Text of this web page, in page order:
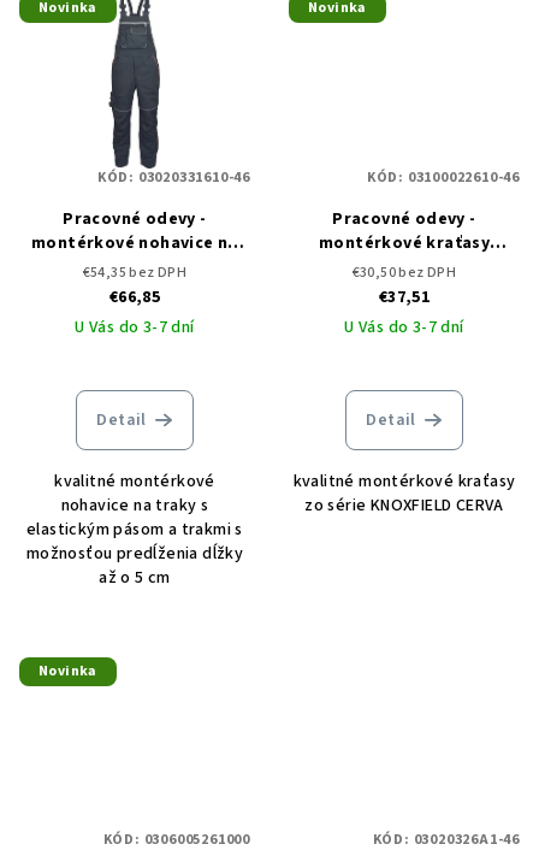
Novinka
Pracovné odevy -
montérkové nohavice na
traky KNOXFIELD RYO
ČERVA
€54,35 bez DPH
€66,85
U Vás do 3-7 dní
Detail
kvalitné montérkové
nohavice na traky s
elastickým pásom a trakmi s
možnosťou predĺženia dĺžky
až o 5 cm
KÓD: 03020331610-46
Novinka
Pracovné odevy -
montérkové kraťasy
KNOXFIELD RYO ČERVA
€30,50 bez DPH
€37,51
U Vás do 3-7 dní
Detail
kvalitné montérkové kraťasy
zo série KNOXFIELD CERVA
KÓD: 03100022610-46
Novinka
KÓD: 0306005261000 KÓD: 03020326A1-46